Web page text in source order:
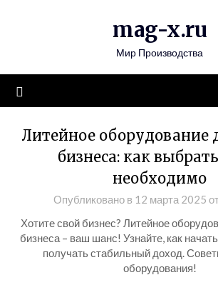
mag-x.ru
Мир Производства
Литейное оборудование
бизнеса: как
необходимо
Опубликовано в 12 марта 2025
Хотите свой бизнес? Литейное
бизнеса – ваш шанс! Узнайте, как
получать стабильный доход.
оборудования!